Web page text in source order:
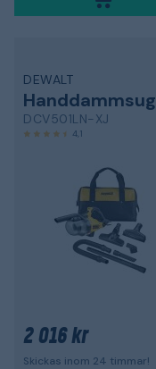
DEWALT
DCV501LN-XJ
4,1
2 016 kr
Skickas inom 24 timmar!